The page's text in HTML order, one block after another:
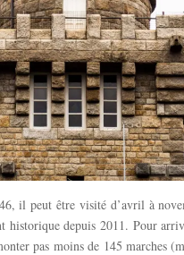
il peut être visité d’avril à
historique depuis 2011. Pour
pas moins de 145 marches